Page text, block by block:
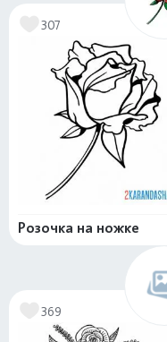
307
Розочка на ножке
369